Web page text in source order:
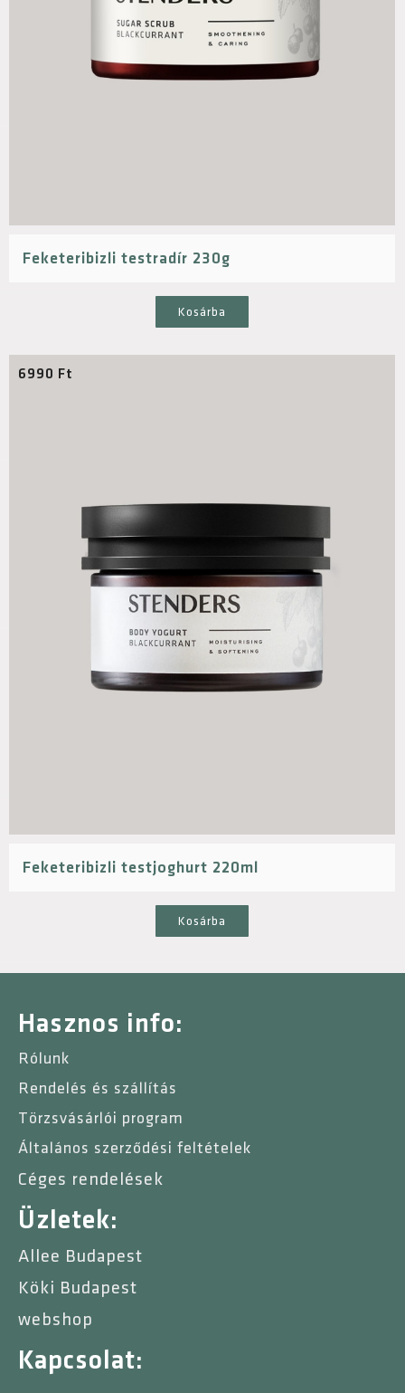
Feketeribizli testradír 230g
Kosárba
6990 Ft
Feketeribizli testjoghurt 220ml
Kosárba
Hasznos info:
Rólunk
Rendelés és szállítás
Törzsvásárlói program
Általános szerződési feltételek
Céges rendelések
Üzletek:
Allee Budapest
Köki Budapest
webshop
Kapcsolat: